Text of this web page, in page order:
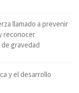
llamado a prevenir
reconocer
gravedad
y el desarrollo